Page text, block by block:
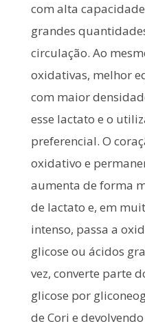
com alta
grandes
circulação. Ao
oxidativas, melhor
com maior
esse lactato e o
preferencial. O
oxidativo e
aumenta de forma
de lactato e, em
intenso, passa a
glicose ou ácidos
vez, converte parte
glicose por
de Cori e